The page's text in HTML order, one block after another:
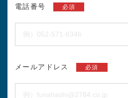
電話番号 必須
メールアドレス 必須